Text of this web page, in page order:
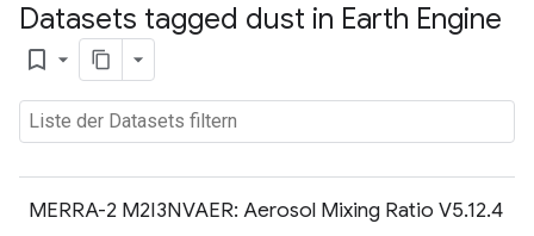
Datasets tagged dust in Earth Engine
bookmark_border
MERRA-2 M2I3NVAER: Aerosol Mixing Ratio V5.12.4